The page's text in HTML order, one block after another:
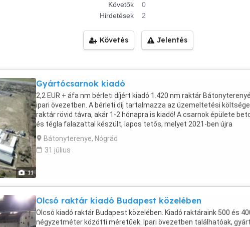
Követők
0
Hirdetések
2
Követés Jelentés
11
Gyártócsarnok kiadó
2,2 EUR + áfa nm bérleti díjért kiadó 1.420 nm raktár
ipari övezetben. A bérleti díj tartalmazza az üzemeltetési
raktár rövid távra, akár 1-2 hónapra is kiadó! A csarnok épülete
és tégla falazattal készült, lapos tetős, melyet 2021-ben újra
szigeteltünk. A kiadó rész átépítése, korszerűsítése elől nem
zárkózunk el. Parkolni a területen belül és a főbejárat előtt, akár 10-
autóval is lehet. A területen saját trafóház, ipari áram, ipari gáz és
áram, ipari gáz és ipari víz is található a területen, a bérleti
aláírása után azonnal költözhető, kaució összege, 3 havi bérleti díj,
targonca, a helyszínen bérelhető.
Bátonyterenye, Nógrád
31 július
Olcsó raktár kiadó Budapest közelében
Olcsó kiadó raktár Budapest közelében. Kiadó raktáraink 500 és
négyzetméter közötti méretűek. Ipari övezetben találhatóak,